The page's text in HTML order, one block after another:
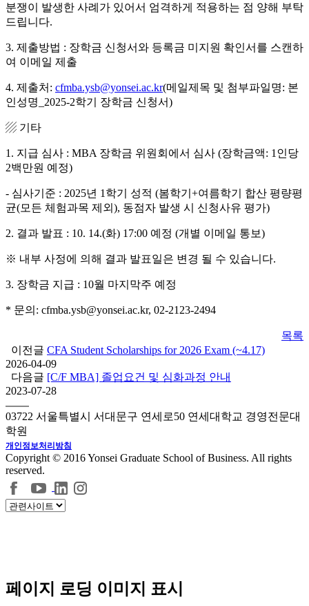
분쟁이 발생한 사례가 있어서 엄격하게 적용하는 점 양해 부탁
드립니다.
3. 제출방법 : 장학금 신청서와 등록금 미지원 확인서를 스캔하
여 이메일 제출
4. 제출처: cfmba.ysb@yonsei.ac.kr(메일제목 및 첨부파일명: 본
인성명_2025-2학기 장학금 신청서)
▨ 기타
1. 지급 심사 : MBA 장학금 위원회에서 심사 (장학금액: 1인당
2백만원 예정)
- 심사기준 : 2025년 1학기 성적 (봄학기+여름학기 합산 평량평
균(모든 체험과목 제외), 동점자 발생 시 신청사유 평가)
2. 결과 발표 : 10. 14.(화) 17:00 예정 (개별 이메일 통보)
※ 내부 사정에 의해 결과 발표일은 변경 될 수 있습니다.
3. 장학금 지급 : 10월 마지막주 예정
* 문의: cfmba.ysb@yonsei.ac.kr, 02-2123-2494
목록
이전글 CFA Student Scholarships for 2026 Exam (~4.17)
2026-04-09
다음글 [C/F MBA] 졸업요건 및 심화과정 안내
2023-07-28
03722 서울특별시 서대문구 연세로50 연세대학교 경영전문대
학원
개인정보처리방침
Copyright © 2016 Yonsei Graduate School of Business. All rights
reserved.
페이지 로딩 이미지 표시